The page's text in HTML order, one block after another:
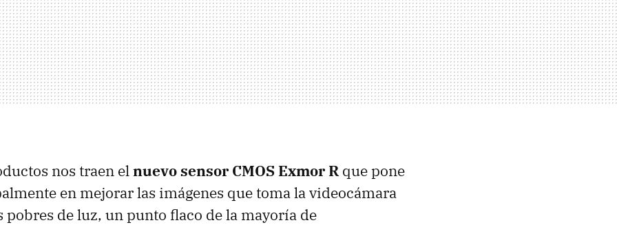
nos traen elnuevo sensor CMOSExmor Rque pone
en mejorar las imágenes que toma la videocámara
pobres de luz, un punto flaco de la mayoría de